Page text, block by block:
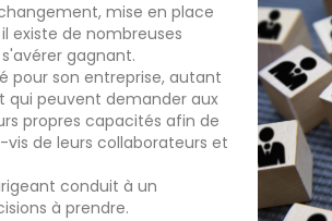
mise en place
existe de nombreuses
gagnant.
pour son entreprise, autant
qui peuvent demander aux
propres capacités afin de
de leurs collaborateurs et
conduit à un
à prendre.